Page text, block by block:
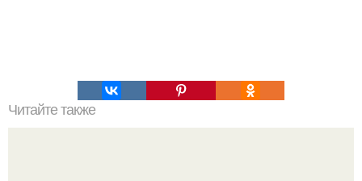
Читайте также